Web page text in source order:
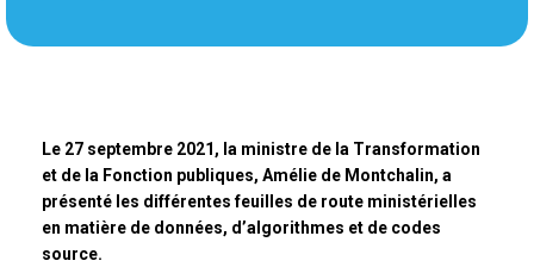
Le 27 septembre 2021, la ministre de la Transformation
et de la Fonction publiques, Amélie de Montchalin, a
présenté les différentes feuilles de route ministérielles
en matière de données, d’algorithmes et de codes
source.